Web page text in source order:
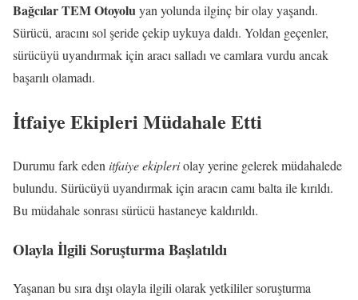
Bağcılar TEM Otoyoluyan yolunda ilginç bir olay yaşandı.
Sürücü, aracını sol şeride çekip uykuya daldı. Yoldan geçenler,
sürücüyü uyandırmak için aracı salladı ve camlara vurdu ancak
başarılı olamadı.
İtfaiye Ekipleri Müdahale Etti
Durumu fark eden itfaiye ekipleriolay yerine gelerek müdahalede
bulundu. Sürücüyü uyandırmak için aracın camı balta ile kırıldı.
Bu müdahale sonrası sürücü hastaneye kaldırıldı.
Olayla İlgili Soruşturma Başlatıldı
Yaşanan bu sıra dışı olayla ilgili olarak yetkililer soruşturma